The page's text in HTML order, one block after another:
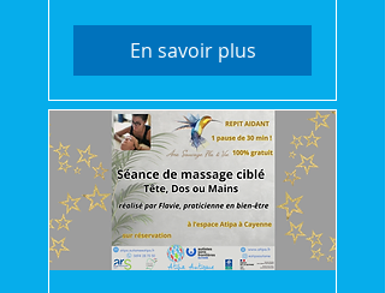
En savoir plus